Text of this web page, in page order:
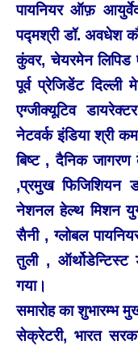
पायनियर ऑफ़
पद्मश्री डॉ. अवधेश
कुंवर, चेयरमेन लिपिड
पूर्व प्रेजिडेंट
एग्जीक्यूटिव
नेटवर्क इंडिया श्री
बिष्ट , दैनिक जागरण
,प्रमुख फिजिशियन
नेशनल हेल्थ मिशन
सैनी , ग्लोबल
तुली ,
गया।
समारोह का शुभारम्भ
सेक्रेटरी, भारत